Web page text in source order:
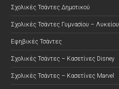
Σχολικές Τσάντες Δημοτικού
Σχολικές Τσάντες Γυμνασίου – Λυκείου
Εφηβικές Τσάντες
Σχολικές Τσάντες – Κασετίνες Disney
Σχολικές Τσάντες – Κασετίνες Marvel